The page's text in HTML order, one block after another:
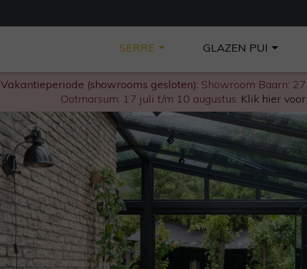
Vakantieperiode (showrooms gesloten): Showroom Baarn:
Ootmarsum: 17 juli t/m 10 augustus. Klik hier
SERRE GLAZEN PUI